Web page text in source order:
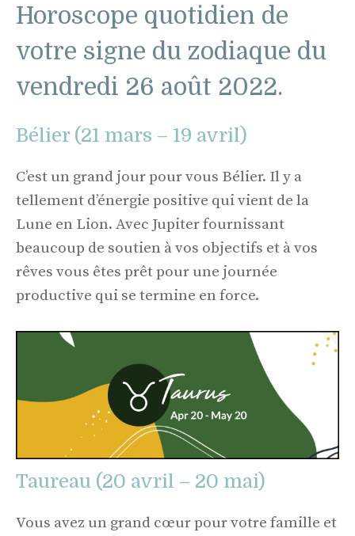
Horoscope quotidien de
votre signe du zodiaque du
vendredi 26 août 2022.
Bélier (21 mars – 19 avril)
C’est un grand jour pour vous Bélier. Il y a
tellement d’énergie positive qui vient de la
Lune en Lion. Avec Jupiter fournissant
beaucoup de soutien à vos objectifs et à vos
rêves vous êtes prêt pour une journée
productive qui se termine en force.
Taureau (20 avril – 20 mai)
Vous avez un grand cœur pour votre famille et